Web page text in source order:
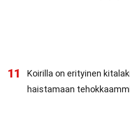
11
Koirilla on erityinen
haistamaan